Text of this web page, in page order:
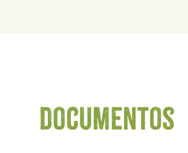
documentos